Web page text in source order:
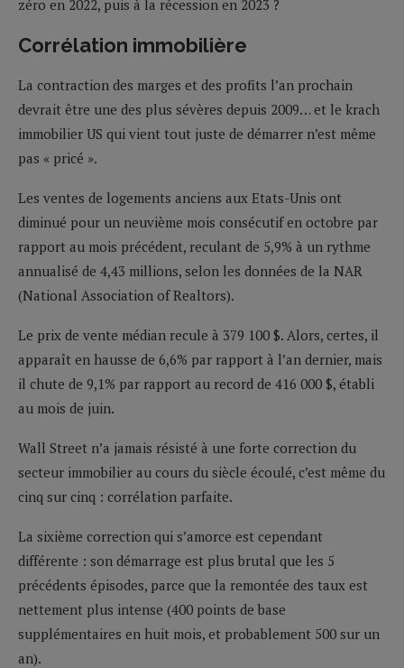
zéro en 2022, puis à la récession en 2023 ?
Corrélation immobilière
La contraction des marges et des profits l’an prochain
devrait être une des plus sévères depuis 2009… et le krach
immobilier US qui vient tout juste de démarrer n’est même
pas « pricé ».
Les ventes de logements anciens aux Etats-Unis ont
diminué pour un neuvième mois consécutif en octobre par
rapport au mois précédent, reculant de 5,9% à un rythme
annualisé de 4,43 millions, selon les données de la NAR
(National Association of Realtors).
Le prix de vente médian recule à 379 100 $. Alors, certes, il
apparaît en hausse de 6,6% par rapport à l’an dernier, mais
il chute de 9,1% par rapport au record de 416 000 $, établi
au mois de juin.
Wall Street n’a jamais résisté à une forte correction du
secteur immobilier au cours du siècle écoulé, c’est même du
cinq sur cinq : corrélation parfaite.
La sixième correction qui s’amorce est cependant
différente : son démarrage est plus brutal que les 5
précédents épisodes, parce que la remontée des taux est
nettement plus intense (400 points de base
supplémentaires en huit mois, et probablement 500 sur un
an).